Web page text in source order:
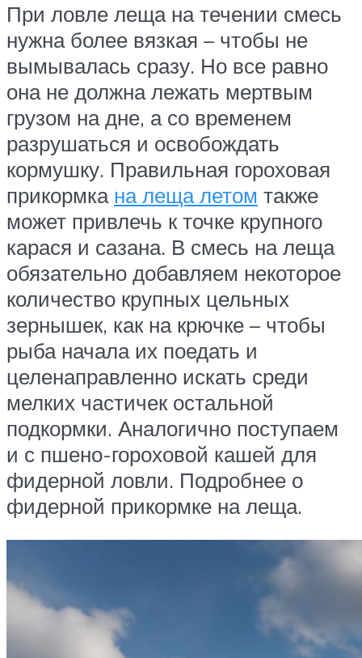
При ловле леща на течении смесь
нужна более вязкая – чтобы не
вымывалась сразу. Но все равно
она не должна лежать мертвым
грузом на дне, а со временем
разрушаться и освобождать
кормушку. Правильная гороховая
прикормка на леща летом также
может привлечь к точке крупного
карася и сазана. В смесь на леща
обязательно добавляем некоторое
количество крупных цельных
зернышек, как на крючке – чтобы
рыба начала их поедать и
целенаправленно искать среди
мелких частичек остальной
подкормки. Аналогично поступаем
и с пшено-гороховой кашей для
фидерной ловли. Подробнее о
фидерной прикормке на леща.